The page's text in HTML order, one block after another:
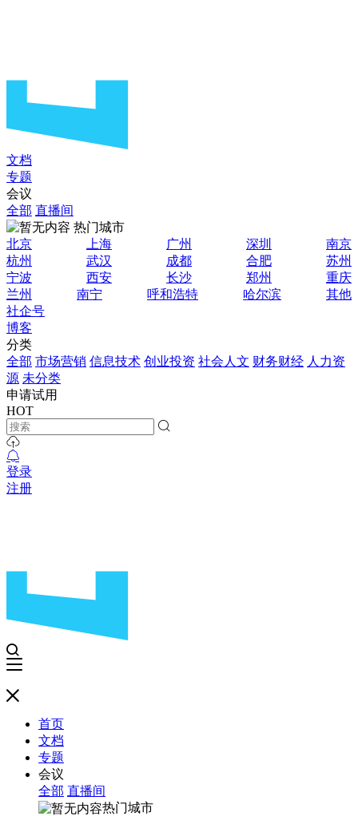
文档
专题
会议
全部 直播间
热门城市
北京
上海 广州 深圳
南京
杭州
武汉 成都 合肥
苏州
宁波
西安 长沙 郑州
重庆
兰州
南宁 呼和浩特 哈尔滨
其他
社企号
博客
分类
全部 市场营销 信息技术 创业投资 社会人文 财务财经 人力资
源 未分类
申请试用
HOT
登录
注册
首页
文档
专题
会议
全部 直播间
热门城市